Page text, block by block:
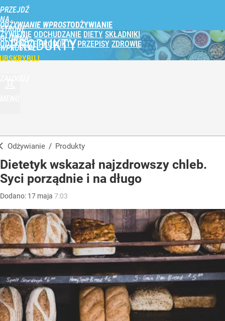
PRZEJDŹ
NA
STRONĘ
GŁÓWNĄ
WPROST.PL
ODŻYWIANIE WPROST
ŻYWIENIE ODCHUDZANIE DIETY SKŁADNIKI
ODŻYWCZE PRODUKTY PRZEPISY ZDROWIE
PRODUKTY
Odżywianie / Produkty
Dietetyk wskazał najzdrowszy chleb.
Syci porządnie i na długo
Dodano: 17 maja 7:03